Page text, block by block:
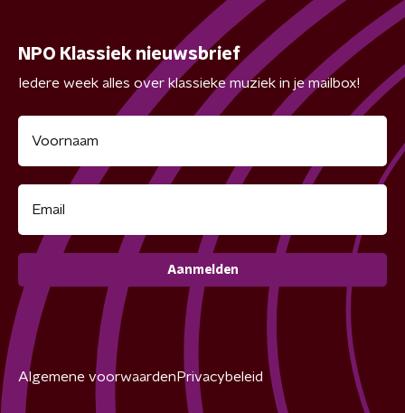
NPO Klassiek nieuwsbrief
Iedere week alles over klassieke muziek in je mailbox!
Aanmelden
Algemene voorwaarden Privacybeleid